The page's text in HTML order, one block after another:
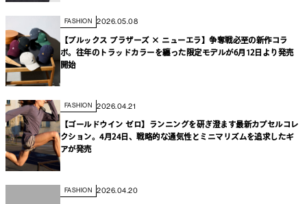
FASHION 2026.05.08
【ブルックス ブラザーズ × ニューエラ】争奪戦必至の新作コラ
ボ。往年のトラッドカラーを纏った限定モデルが6月12日より発売
開始
FASHION 2026.04.21
【ゴールドウイン ゼロ】ランニングを研ぎ澄ます最新カプセルコレ
クション。4月24日、戦略的な通気性とミニマリズムを追求したギ
アが発売
FASHION 2026.04.20